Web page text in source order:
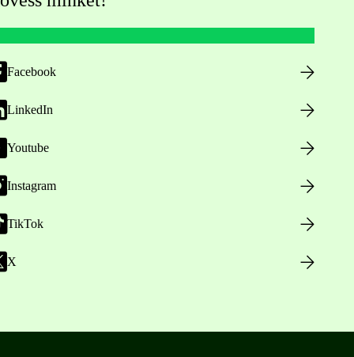
Facebook
LinkedIn
Youtube
Instagram
TikTok
X